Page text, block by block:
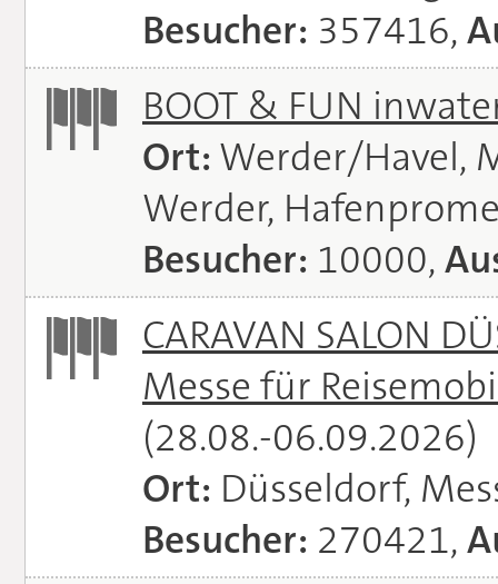
Besucher: 357416,
BOOT & FUN
Ort: Werder/Havel,
Werder,
Besucher: 10000,
CARAVAN SALON
Messe für
(28.08.-06.09.2026)
Ort: Düsseldorf,
Besucher: 270421,